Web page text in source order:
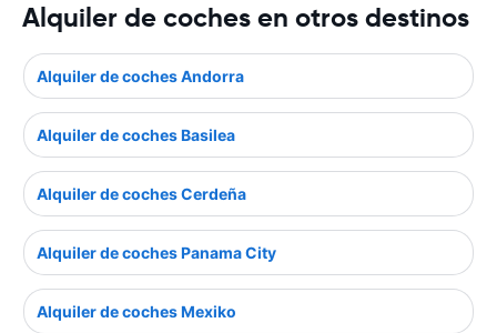
Alquiler de coches en otros destinos
Alquiler de coches Andorra
Alquiler de coches Basilea
Alquiler de coches Cerdeña
Alquiler de coches Panama City
Alquiler de coches Mexiko